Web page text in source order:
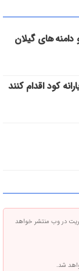
دامنه های گیلان
کود اقدام کنند
در وب منتشر خواهد
شد.